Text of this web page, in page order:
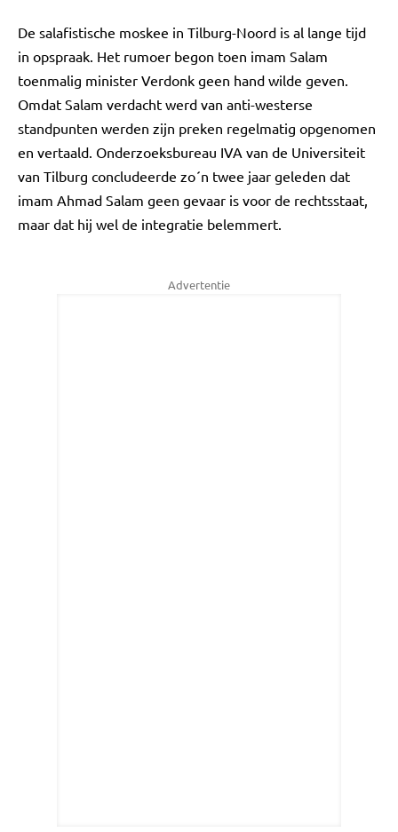
De salafistische moskee in Tilburg-Noord is al lange tijd
in opspraak. Het rumoer begon toen imam Salam
toenmalig minister Verdonk geen hand wilde geven.
Omdat Salam verdacht werd van anti-westerse
standpunten werden zijn preken regelmatig opgenomen
en vertaald. Onderzoeksbureau IVA van de Universiteit
van Tilburg concludeerde zo´n twee jaar geleden dat
imam Ahmad Salam geen gevaar is voor de rechtsstaat,
maar dat hij wel de integratie belemmert.
Advertentie